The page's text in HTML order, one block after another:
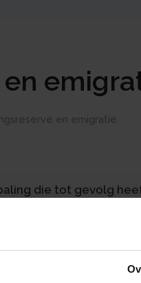
en emigratie
die tot gevolg
een in Nederland
over de
van deze
gerekend tot